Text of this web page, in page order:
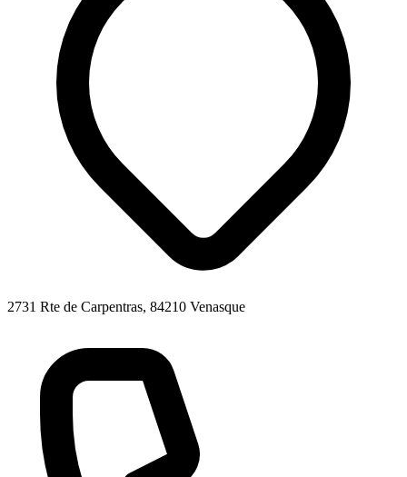
2731 Rte de Carpentras, 84210 Venasque